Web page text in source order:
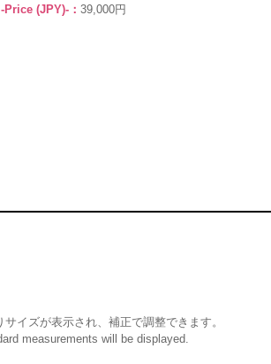
Price (JPY)-： 39,000円
イズが表示され、補正で調整できます。
measurements will be displayed.